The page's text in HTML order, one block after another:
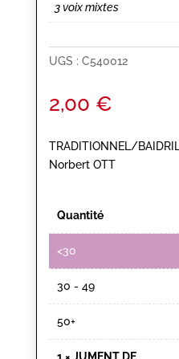
3 voix mixtes
UGS : C540012
2,00 €
TRADITIONNEL/
Norbert OTT
Quantité
<30
30 - 49
50+